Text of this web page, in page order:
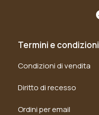
Termini e condizioni
Condizioni di vendita
Diritto di recesso
Ordini per email